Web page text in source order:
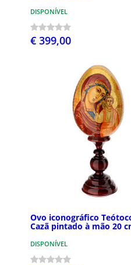
DISPONÍVEL
€ 399,00
Ovo iconográfico
Cazã pintado à mão 20
DISPONÍVEL